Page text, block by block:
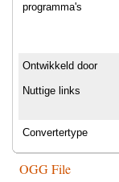
programma's
Ontwikkeld door
Nuttige links
Convertertype
OGG File